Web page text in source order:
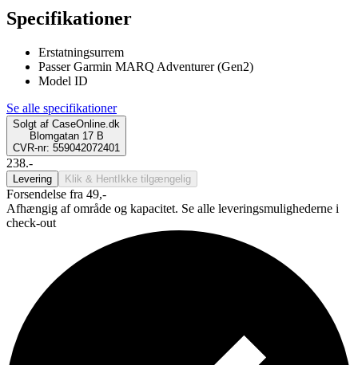
Specifikationer
Erstatningsurrem
Passer Garmin MARQ Adventurer (Gen2)
Model ID
Se alle specifikationer
Solgt af CaseOnline.dk
Blomgatan 17 B
CVR-nr: 559042072401
238.-
Levering Klik & Hent Ikke tilgængelig
Forsendelse fra 49,-
Afhængig af område og kapacitet. Se alle leveringsmulighederne i
check-out